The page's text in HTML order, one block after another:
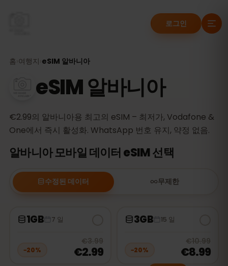
로그인
홈 여행지 eSIM 알바니아
eSIM 알바니아
€2.99의 알바니아용 최고의 eSIM – 최저가, Vodafone &
One에서 즉시 활성화. WhatsApp 번호 유지, 약정 없음.
알바니아 모바일 데이터 eSIM 선택
수정된 데이터 무제한
1GB 7 일
−20%
20 , now€2.99
€3.99
€2.99
3GB 15 일
−20%
€10.99
€8.99